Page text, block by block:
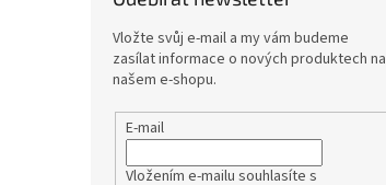
Vložte svůj e-mail a my vám budeme
zasílat informace o nových produktech na
našem e-shopu.
E-mail
Vložením e-mailu souhlasíte s